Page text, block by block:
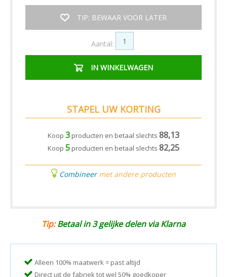
TIP: BEWAAR VOOR LATER
Aantal:
IN WINKELWAGEN
STAPEL UW KORTING
Koop 3 producten en betaal slechts 88,13
Koop 5 producten en betaal slechts 82,25
Combineermet andere producten
Tip:Betaal in 3 gelijke delen via Klarna
Alleen 100% maatwerk = past altijd
Direct uit de fabriek tot wel 50% goedkoper